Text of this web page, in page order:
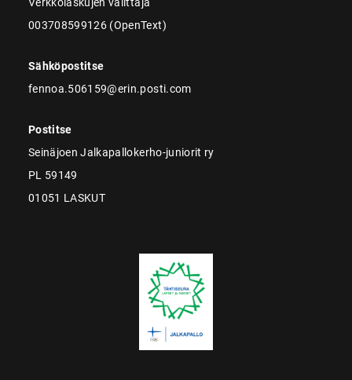
003708599126 (OpenText)
Sähköpostitse
fennoa.506159@erin.posti.com
Postitse
Seinäjoen Jalkapallokerho-juniorit ry
PL 59149
01051 LASKUT